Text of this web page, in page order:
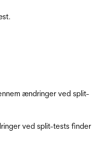
ændringer ved split-
ved split-tests finder